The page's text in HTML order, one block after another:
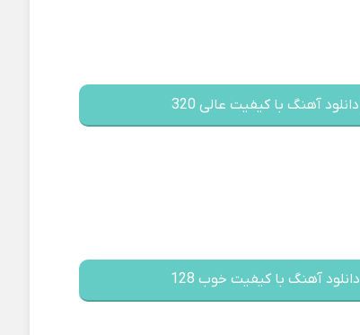
دانلود آهنگ با کیفیت عالی 320
دانلود آهنگ با کیفیت خوب 128